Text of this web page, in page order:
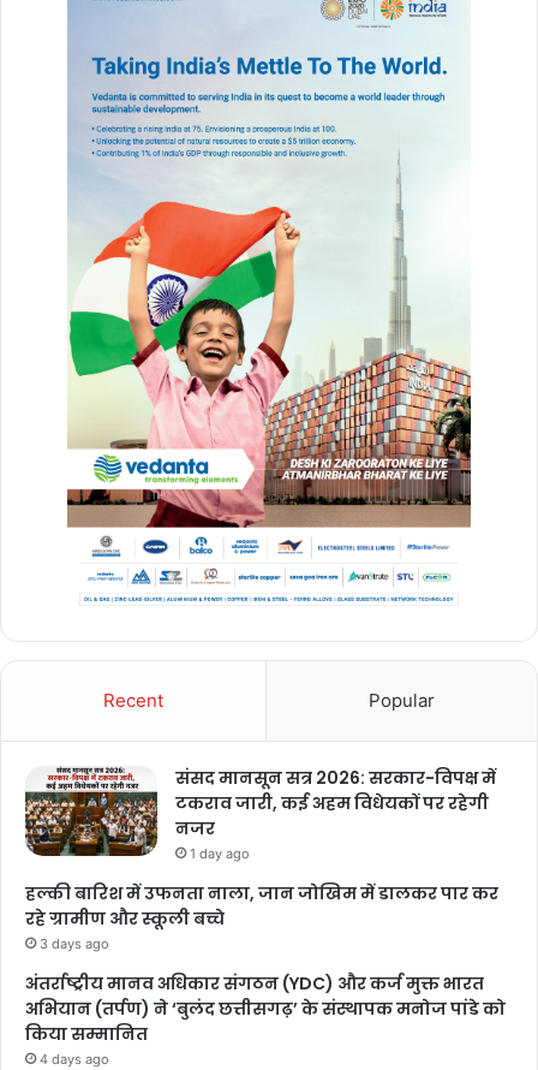
Recent Popular
संसद मानसून सत्र 2026: सरकार-विपक्ष में
टकराव जारी, कई अहम विधेयकों पर रहेगी
नजर
1 day ago
हल्की बारिश में उफनता नाला, जान जोखिम में डालकर पार कर
रहे ग्रामीण और स्कूली बच्चे
3 days ago
अंतर्राष्ट्रीय मानव अधिकार संगठन (YDC) और कर्ज मुक्त भारत
अभियान (तर्पण) ने ‘बुलंद छत्तीसगढ़’ के संस्थापक मनोज पांडे को
किया सम्मानित
4 days ago